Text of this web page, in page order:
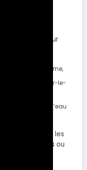
accueillerons sur
piscine de Vendôme,
de Cloyes-sur-le-
nage au plan d’eau
pour les
Inscriptions ou
: